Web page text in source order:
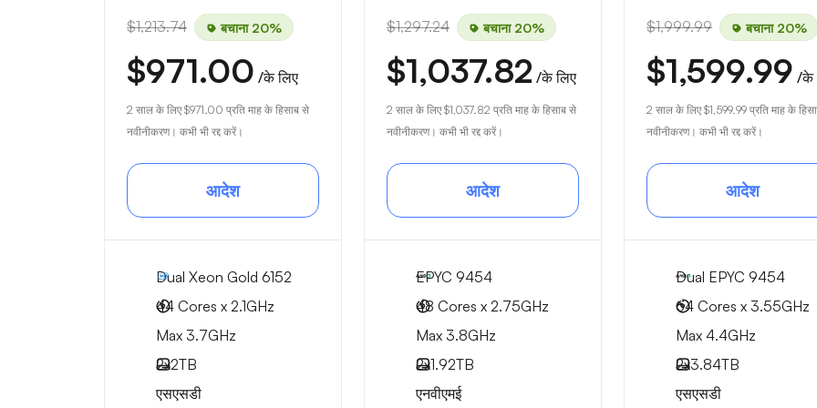
$1,213.74 बचाना 20%
$971.00 /के लिए
2 साल के लिए $971.00 प्रति माह के हिसाब से
नवीनीकरण। कभी भी रद्द करें।
आदेश
Dual Xeon Gold 6152
44 Cores x 2.1GHz
Max 3.7GHz
2x2TB
एसएसडी
$1,297.24 बचाना 20%
$1,037.82 /के लिए
2 साल के लिए $1,037.82 प्रति माह के हिसाब से
नवीनीकरण। कभी भी रद्द करें।
आदेश
EPYC 9454
48 Cores x 2.75GHz
Max 3.8GHz
2x1.92TB
एनवीएमई
$1,999.99 बचाना 20%
$1,599.99 /के
2 साल के लिए $1,599.99 प्रति माह के
नवीनीकरण। कभी भी रद्द करें।
आदेश
Dual EPYC 9454
64 Cores x 3.55GHz
Max 4.4GHz
2x3.84TB
एसएसडी